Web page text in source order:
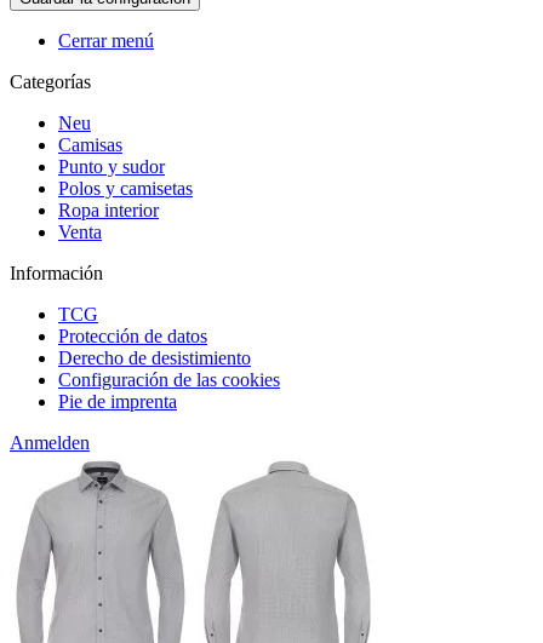
Cerrar menú
Categorías
Neu
Camisas
Punto y sudor
Polos y camisetas
Ropa interior
Venta
Información
TCG
Protección de datos
Derecho de desistimiento
Configuración de las cookies
Pie de imprenta
Anmelden